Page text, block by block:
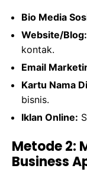
Bio Media
Website/Blog:
kontak.
Email
Kartu Nama
bisnis.
Iklan Online:
Metode 2:
Business